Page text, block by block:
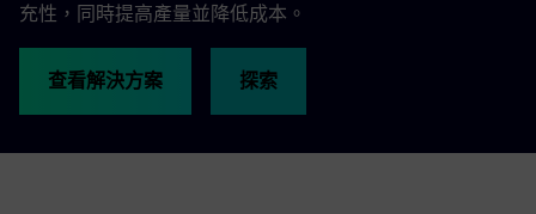
充性，同時提高產量並降低成本。
查看解決方案 探索